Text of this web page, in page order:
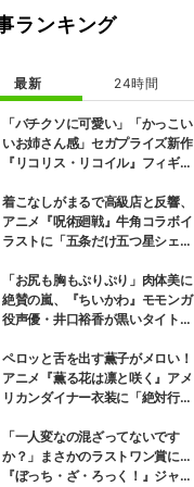
ランキング
最新 24時間
「バチクソに可愛い」「かっこい
いお姉さん感」セガプライズ新作
『リコリス・リコイル』フィギュ
着こなしがまるで高級店と反響、
アニメ『呪術廻戦』牛角コラボイ
ラストに「五条だけ五つ星シェ
「お尻も胸もぷりぷり」肉体美に
絶賛の嵐、『ちいかわ』モモンガ
役声優・井口裕香が黒いタイトウ
ペロッと舌を出す薫子がメロい！
アニメ『薫る花は凛と咲く』アメ
リカンダイナー衣装に「絶対行き
「一人変なの混ざってないです
か？」まさかのラストワン賞に…
『ぼっち・ざ・ろっく！』ジャー